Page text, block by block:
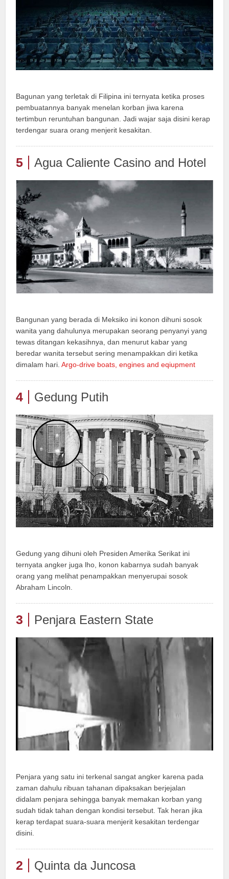
Bagunan yang terletak di Filipina ini ternyata ketika proses
pembuatannya banyak menelan korban jiwa karena
tertimbun reruntuhan bangunan. Jadi wajar saja disini kerap
terdengar suara orang menjerit kesakitan.
5 Agua Caliente Casino and Hotel
Bangunan yang berada di Meksiko ini konon dihuni sosok
wanita yang dahulunya merupakan seorang penyanyi yang
tewas ditangan kekasihnya, dan menurut kabar yang
beredar wanita tersebut sering menampakkan diri ketika
dimalam hari.Argo-drive boats, engines and eqiupment
4 Gedung Putih
Gedung yang dihuni oleh Presiden Amerika Serikat ini
ternyata angker juga lho, konon kabarnya sudah banyak
orang yang melihat penampakkan menyerupai sosok
Abraham Lincoln.
3 Penjara Eastern State
Penjara yang satu ini terkenal sangat angker karena pada
zaman dahulu ribuan tahanan dipaksakan berjejalan
didalam penjara sehingga banyak memakan korban yang
sudah tidak tahan dengan kondisi tersebut. Tak heran jika
kerap terdapat suara-suara menjerit kesakitan terdengar
disini.
2 Quinta da Juncosa